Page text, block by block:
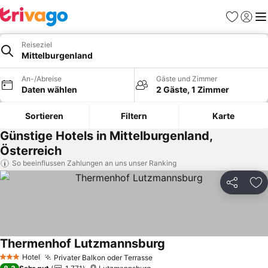
Favoriten
Reiseziel
Mittelburgenland
An-/Abreise
Daten wählen
Gäste und Zimmer
2 Gäste, 1 Zimmer
Sortieren Filtern Karte
Günstige Hotels in Mittelburgenland,
Österreich
So beeinflussen Zahlungen an uns unser Ranking
Teilen
3 SterneHotel Privater Balkon oder Terrasse
Thermenhof Lutzmannsburg